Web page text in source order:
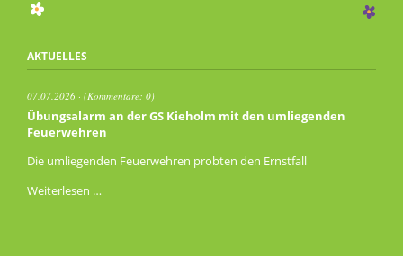
AKTUELLES
07.07.2026 (Kommentare: 0)
Übungsalarm an der GS Kieholm mit den umliegenden
Feuerwehren
Die umliegenden Feuerwehren probten den Ernstfall
Weiterlesen …Übungsalarm